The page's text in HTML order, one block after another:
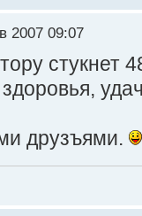
2007 09:07
стукнет
друзъями.